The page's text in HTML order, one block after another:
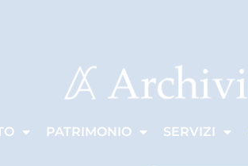
PATRIMONIO SERVIZI